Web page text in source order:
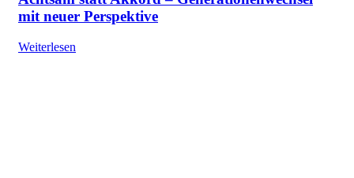
mit neuer Perspektive
Weiterlesen